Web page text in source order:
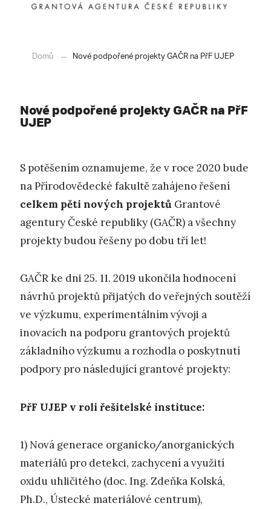
Domů Nové podpořené projekty GAČR na PřF UJEP
Nové podpořené projekty GAČR na PřF
UJEP
S potěšením oznamujeme, že v roce 2020 bude
na Přírodovědecké fakultě zahájeno řešení
celkem pěti nových projektů Grantové
agentury České republiky (GAČR) a všechny
projekty budou řešeny po dobu tří let!
GAČR ke dni 25. 11. 2019 ukončila hodnocení
návrhů projektů přijatých do veřejných soutěží
ve výzkumu, experimentálním vývoji a
inovacích na podporu grantových projektů
základního výzkumu a rozhodla o poskytnutí
podpory pro následující grantové projekty:
PřF UJEP v roli řešitelské instituce:
1) Nová generace organicko/anorganických
materiálů pro detekci, zachycení a využití
oxidu uhličitého (doc. Ing. Zdeňka Kolská,
Ph.D., Ústecké materiálové centrum),